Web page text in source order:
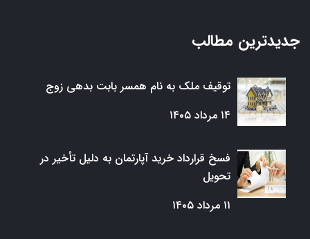
جدیدترین مطالب
توقیف ملک به نام همسر بابت بدهی زوج
۱۴ مرداد ۱۴۰۵
فسخ قرارداد خرید آپارتمان به دلیل تأخیر در
تحویل
۱۱ مرداد ۱۴۰۵